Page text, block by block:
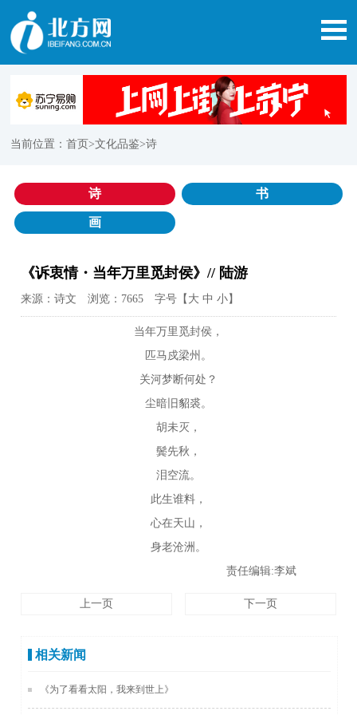
当前位置：首页>文化品鉴>诗
诗 书
画
《诉衷情・当年万里觅封侯》// 陆游
来源：诗文 浏览：7665 字号【 大 中 小】
当年万里觅封侯，
匹马戍梁州。
关河梦断何处？
尘暗旧貂裘。
胡未灭，
鬓先秋，
泪空流。
此生谁料，
心在天山，
身老沧洲。
责任编辑:李斌
上一页 下一页
相关新闻
《为了看看太阳，我来到世上》